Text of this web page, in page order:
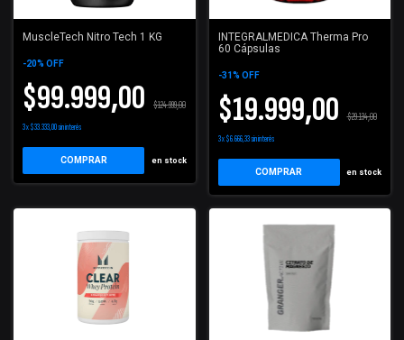
MuscleTech Nitro Tech 1 KG
-20% OFF
$99.999,00 $124.999,00
3x$33.333,00sin interés
COMPRAR en stock
INTEGRALMEDICA Therma Pro
60 Cápsulas
-31% OFF
$19.999,00 $29.134,00
3x$6.666,33sin interés
COMPRAR en stock